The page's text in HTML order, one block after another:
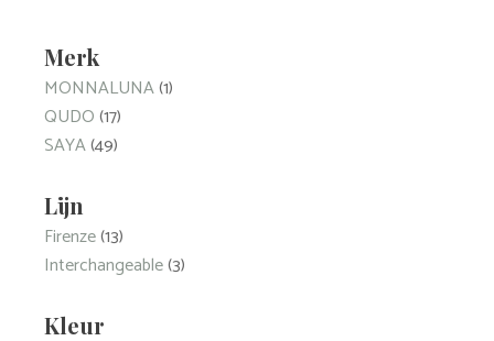
Merk
MONNALUNA(1)
QUDO(17)
SAYA(49)
Lijn
Firenze(13)
Interchangeable(3)
Kleur